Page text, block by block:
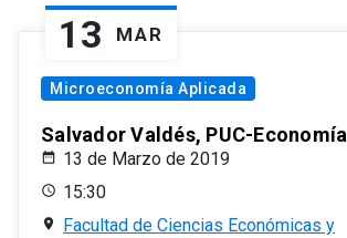
13 MAR
Microeconomía Aplicada
Salvador Valdés, PUC-Economía
13 de Marzo de 2019
15:30
Facultad de Ciencias Económicas y